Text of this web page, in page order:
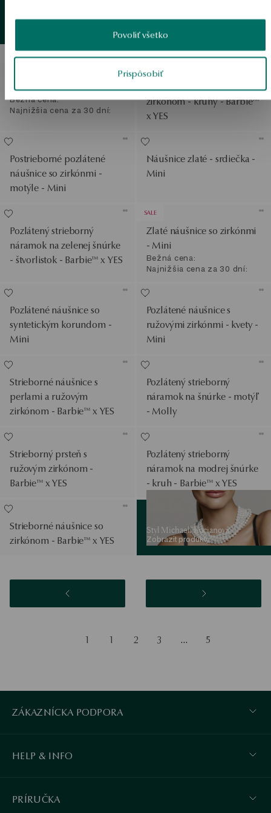
Povoliť všetko
Prispôsobiť
Zlatýdetail
Barbie™ x YES
SALE
Zlaté náušnice s diamantmi
- mašle
Bežná cena:
Najnižšia cena za 30 dní:
Pozlátené strieborné
náušnice s ružovým
zirkónom - kruhy - Barbie™
x YES
Postrieborné pozlátené
náušnice so zirkónmi -
motýle - Mini
Náušnice zlaté - srdiečka -
Mini
Pozlátený strieborný
náramok na zelenej šnúrke
- štvorlistok - Barbie™ x YES
SALE
Zlaté náušnice so zirkónmi
- Mini
Bežná cena:
Najnižšia cena za 30 dní:
Pozlátené náušnice so
syntetickým korundom -
Mini
Pozlátené náušnice s
ružovými zirkónmi - kvety -
Mini
Strieborné náušnice s
perlami a ružovým
zirkónom - Barbie™ x YES
Pozlátený strieborný
náramok na šnúrke - motýľ
- Molly
Strieborný prsteň s
ružovým zirkónom -
Barbie™ x YES
Pozlátený strieborný
náramok na modrej šnúrke
- kruh - Barbie™ x YES
Strieborné náušnice so
zirkónom - Barbie™ x YES
Styl Michaeli Kocianová
Zobrazit produkty
Zobrazit produkty
1 1 2 3 … 5
ZÁKAZNÍCKA PODPORA
HELP & INFO
PRÍRUČKA